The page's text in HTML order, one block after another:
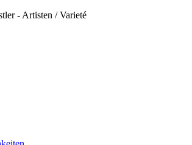
- Artisten / Varieté